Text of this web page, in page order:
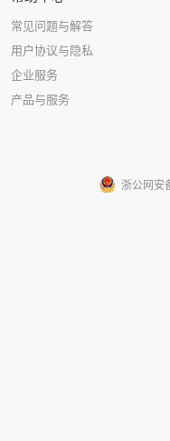
常见问题与解答
用户协议与隐私
企业服务
产品与服务
浙公网安